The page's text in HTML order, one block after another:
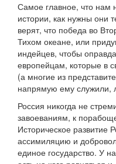
Самое главное, что
истории, как нужны они
верят, что победа во
Тихом океане, или
индейцев, чтобы
европейцам, которые в
(а многие из
напрямую ему служили,
Россия никогда не
завоеваниям, к
Историческое развитие
ассимиляцию и
единое государство. У